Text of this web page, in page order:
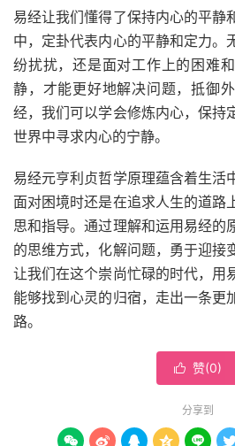
易经让我们懂得了保持内心的平静
中，定卦代表内心的平静和定力。
纷扰扰，还是面对工作上的困难
静，才能更好地解决问题，抵御
经，我们可以学会修炼内心，保持
世界中寻求内心的宁静。
易经元亨利贞哲学原理蕴含着生活
面对困境时还是在追求人生的道路
思和指导。通过理解和运用易经的
的思维方式，化解问题，勇于迎接
让我们在这个崇尚忙碌的时代，用
能够找到心灵的归宿，走出一条更
路。
 赞(0)
分享到
    